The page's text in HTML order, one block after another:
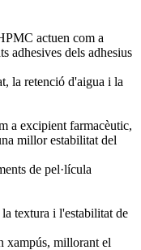
actuen com a
adhesives dels adhesius
la retenció d'aigua i la
a excipient farmacèutic,
millor estabilitat del
de pel·lícula
textura i l'estabilitat de
xampús, millorant el